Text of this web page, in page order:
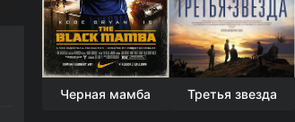
Черная мамба Третья звезда